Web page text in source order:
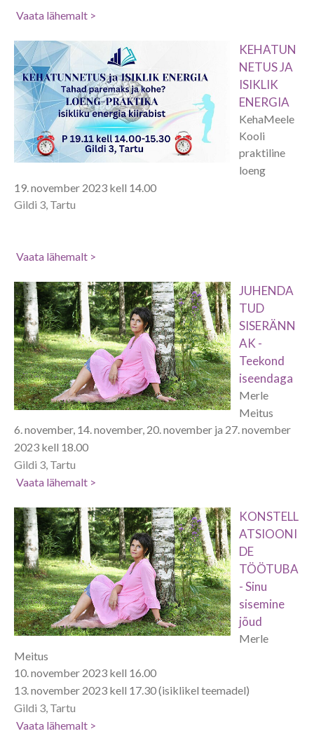
Vaata lähemalt >
KEHATUN
NETUS JA
ISIKLIK
ENERGIA
KehaMeele
Kooli
praktiline
loeng
19. november 2023 kell 14.00
Gildi 3, Tartu
Vaata lähemalt >
JUHENDA
TUD
SISERÄNN
AK -
Teekond
iseendaga
Merle
Meitus
6. november, 14. november, 20. november ja 27. november
2023 kell 18.00
Gildi 3, Tartu
Vaata lähemalt >
KONSTELL
ATSIOONI
DE
TÖÖTUBA
- Sinu
sisemine
jõud
Merle
Meitus
10. november 2023 kell 16.00
13. november 2023 kell 17.30 (isiklikel teemadel)
Gildi 3, Tartu
Vaata lähemalt >